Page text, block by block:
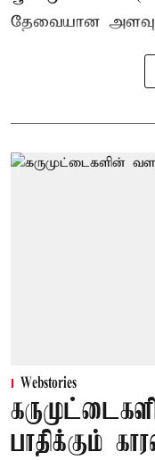
தேவையான
Webstories
பாதிக்கும்